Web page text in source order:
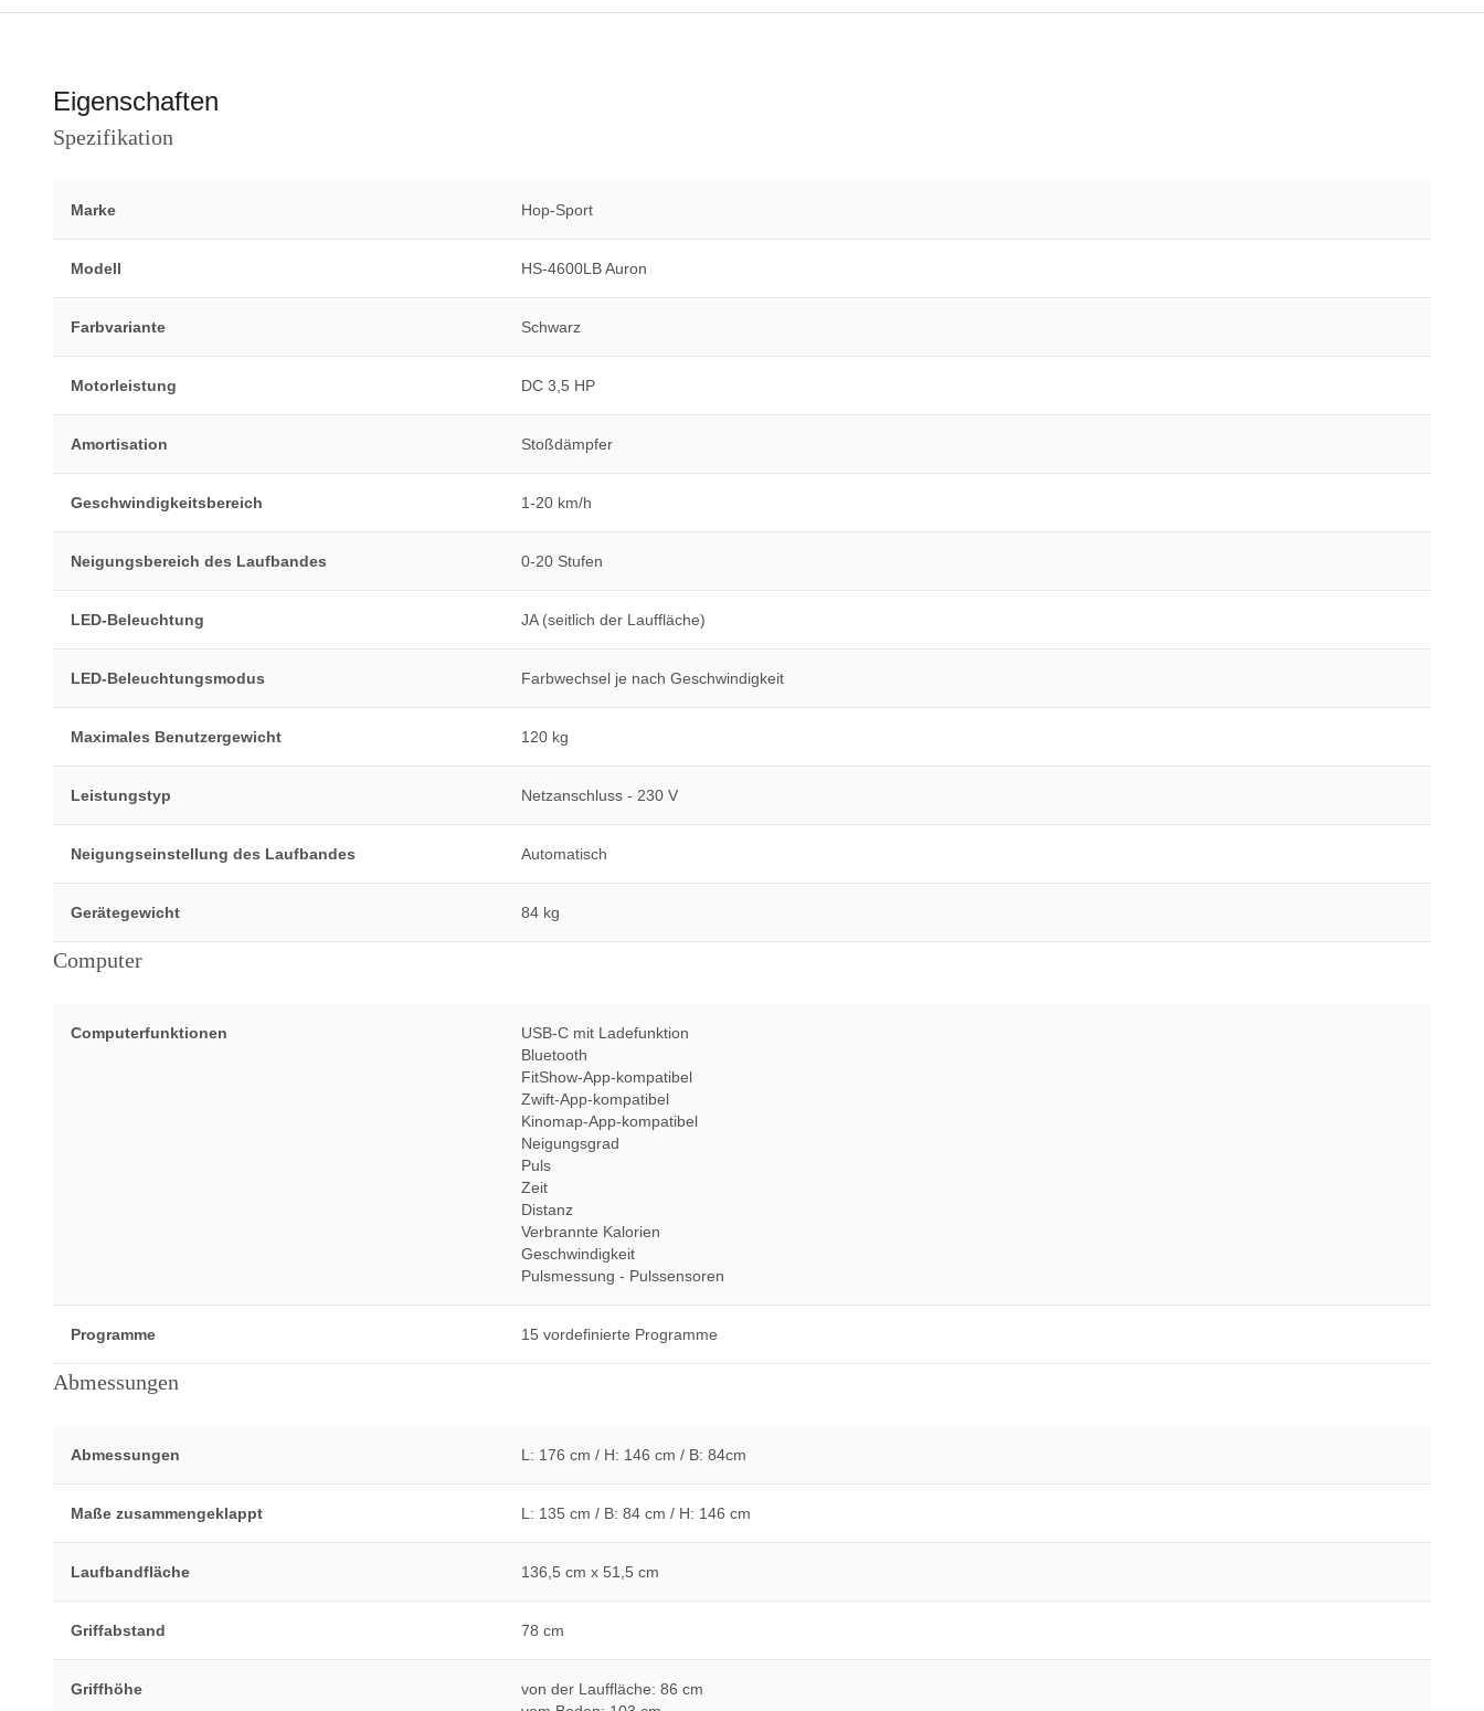
Eigenschaften
Spezifikation
Marke Hop-Sport
Modell HS-4600LB Auron
Farbvariante Schwarz
Motorleistung DC 3,5 HP
Amortisation Stoßdämpfer
Geschwindigkeitsbereich 1-20 km/h
Neigungsbereich des Laufbandes 0-20 Stufen
LED-Beleuchtung JA (seitlich der Lauffläche)
LED-Beleuchtungsmodus Farbwechsel je nach Geschwindigkeit
Maximales Benutzergewicht 120 kg
Leistungstyp Netzanschluss - 230 V
Neigungseinstellung des Laufbandes Automatisch
Gerätegewicht 84 kg
Computer
Computerfunktionen
USB-C mit Ladefunktion
Bluetooth
FitShow-App-kompatibel
Zwift-App-kompatibel
Kinomap-App-kompatibel
Neigungsgrad
Puls
Zeit
Distanz
Verbrannte Kalorien
Geschwindigkeit
Pulsmessung - Pulssensoren
Programme 15 vordefinierte Programme
Abmessungen
Abmessungen L: 176 cm / H: 146 cm / B: 84cm
Maße zusammengeklappt L: 135 cm / B: 84 cm / H: 146 cm
Laufbandfläche 136,5 cm x 51,5 cm
Griffabstand 78 cm
Griffhöhe
von der Lauffläche: 86 cm